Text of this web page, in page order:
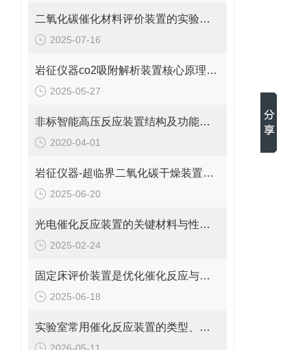
二氧化碳催化材料评价装置的实验流程与关键技术
2025-07-16
岩征仪器co2吸附解析装置核心原理及应用场景
2025-05-27
非标智能高压反应装置结构及功能概述
2020-04-01
岩征仪器-超临界二氧化碳干燥装置解决方案
2025-06-20
光电催化反应装置的关键材料与性能优化说明
2025-02-24
固定床评价装置是优化催化反应与反应器设计的核心工具
2025-06-18
实验室常用催化反应装置的类型、特点与选型指南